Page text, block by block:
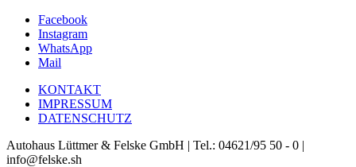
Facebook
Instagram
WhatsApp
Mail
KONTAKT
IMPRESSUM
DATENSCHUTZ
Autohaus Lüttmer & Felske GmbH | Tel.: 04621/95 50 - 0 |
info@felske.sh